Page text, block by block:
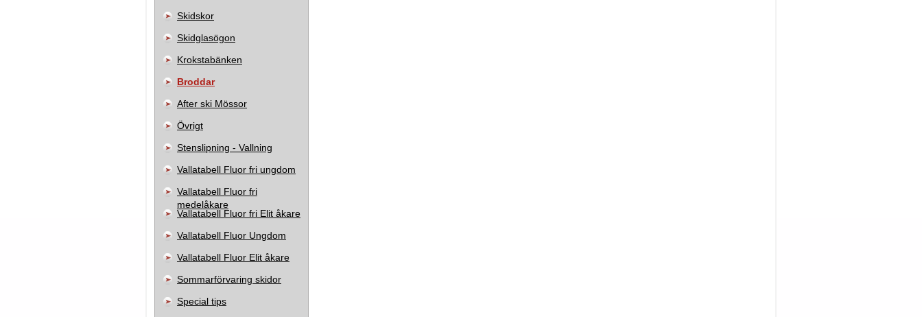
Skidskor
Skidglasögon
Krokstabänken
Broddar
After ski Mössor
Övrigt
Stenslipning - Vallning
Vallatabell Fluor fri ungdom
Vallatabell Fluor fri
medelåkare
Vallatabell Fluor fri Elit åkare
Vallatabell Fluor Ungdom
Vallatabell Fluor Elit åkare
Sommarförvaring skidor
Special tips